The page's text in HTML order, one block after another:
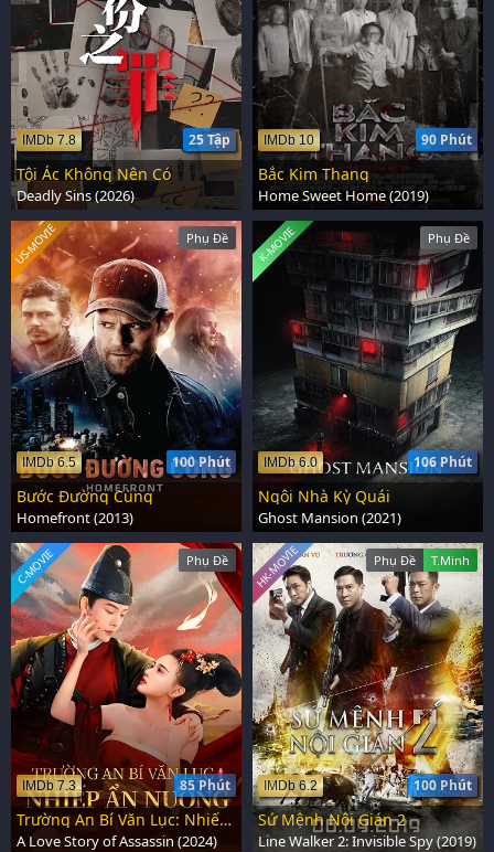
25 Tập
IMDb 7.8
Tội Ác Không Nên Có
Deadly Sins (2026)
90 Phút
IMDb 10
Bắc Kim Thang
Home Sweet Home (2019)
Phụ Đề
100 Phút
IMDb 6.5
US-MOVIE
Bước Đường Cùng
Homefront (2013)
Phụ Đề
106 Phút
IMDb 6.0
K-MOVIE
Ngôi Nhà Kỳ Quái
Ghost Mansion (2021)
Phụ Đề
85 Phút
IMDb 7.3
C-MOVIE
Trường An Bí Văn Lục: Nhiếp Ẩn Nương
A Love Story of Assassin (2024)
Phụ Đề T.Minh
100 Phút
IMDb 6.2
HK-MOVIE
Sứ Mệnh Nội Gián 2
Line Walker 2: Invisible Spy (2019)